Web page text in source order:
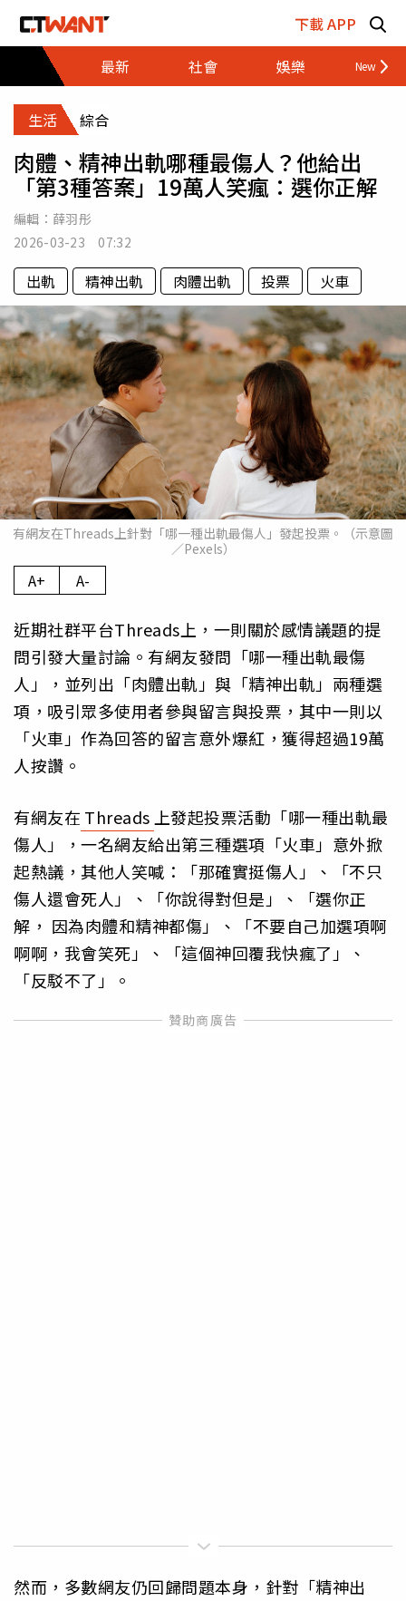
下載 APP
最新
社會 娛樂 財經
生活 綜合
肉體、精神出軌哪種最傷人？他給出
「第3種答案」19萬人笑瘋：選你正解
編輯： 薛羽彤
2026-03-23 07:32
出軌 精神出軌 肉體出軌 投票 火車
有網友在Threads上針對「哪一種出軌最傷人」發起投票。（示意圖
／Pexels）
A+ A-
近期社群平台Threads上，一則關於感情議題的提
問引發大量討論。有網友發問「哪一種出軌最傷
人」，並列出「肉體出軌」與「精神出軌」兩種選
項，吸引眾多使用者參與留言與投票，其中一則以
「火車」作為回答的留言意外爆紅，獲得超過19萬
人按讚。
有網友在 Threads 上發起投票活動「哪一種出軌最
傷人」，一名網友給出第三種選項「火車」意外掀
起熱議，其他人笑喊：「那確實挺傷人」、「不只
傷人還會死人」、「你說得對但是」、「選你正
解， 因為肉體和精神都傷」、「不要自己加選項啊
啊啊，我會笑死」、「這個神回覆我快瘋了」、
「反駁不了」。
然而，多數網友仍回歸問題本身，針對「精神出